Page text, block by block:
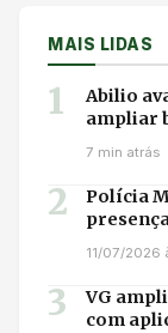
MAIS LIDAS
1
Abilio
ampliar
7 min atrás
2
Polícia
11/07/2026
3
VG
com